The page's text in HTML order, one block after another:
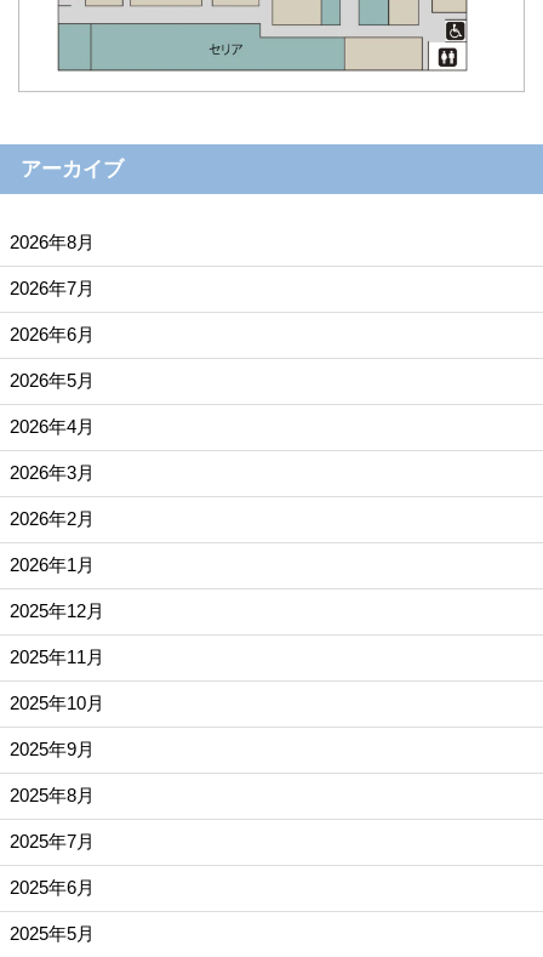
アーカイブ
2026年8月
2026年7月
2026年6月
2026年5月
2026年4月
2026年3月
2026年2月
2026年1月
2025年12月
2025年11月
2025年10月
2025年9月
2025年8月
2025年7月
2025年6月
2025年5月